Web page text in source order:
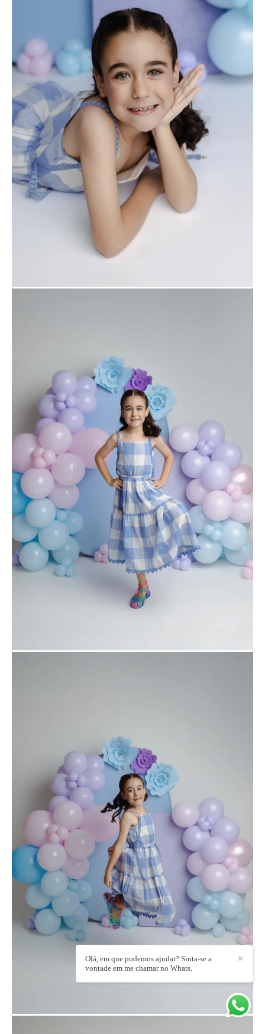
✕
Olá, em que podemos ajudar? Sinta-se a
vontade em me chamar no Whats.